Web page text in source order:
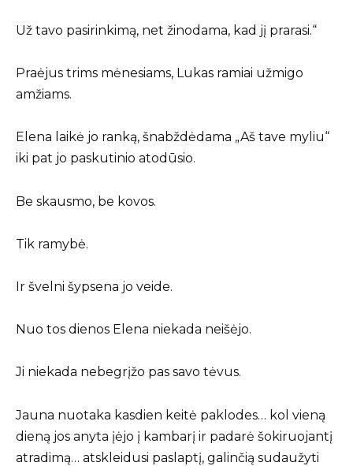
Už tavo pasirinkimą, net žinodama, kad jį prarasi.“
Praėjus trims mėnesiams, Lukas ramiai užmigo
amžiams.
Elena laikė jo ranką, šnabždėdama „Aš tave myliu“
iki pat jo paskutinio atodūsio.
Be skausmo, be kovos.
Tik ramybė.
Ir švelni šypsena jo veide.
Nuo tos dienos Elena niekada neišėjo.
Ji niekada nebegrįžo pas savo tėvus.
Jauna nuotaka kasdien keitė paklodes… kol vieną
dieną jos anyta įėjo į kambarį ir padarė šokiruojantį
atradimą… atskleidusi paslaptį, galinčią sudaužyti